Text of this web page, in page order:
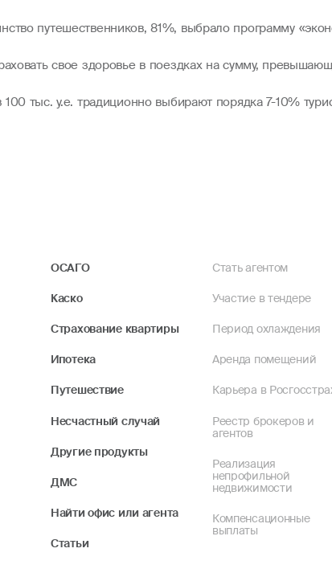
путешественников, 81%, выбрало программу
свое здоровье в поездках на сумму,
тыс. у.е. традиционно выбирают порядка 7-10%
ОСАГО
Каско
Страхование квартиры
Ипотека
Путешествие
Несчастный случай
Другие продукты
ДМС
Найти офис или агента
Статьи
Стать агентом
Участие в тендере
Период охлаждения
Аренда помещений
Карьера в
Реестр брокеров и
агентов
Реализация
непрофильной
недвижимости
Компенсационные
выплаты